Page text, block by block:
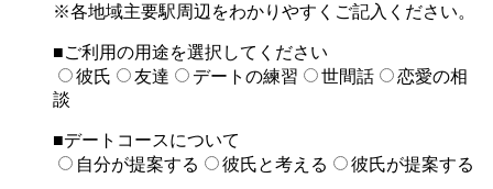
※各地域主要駅周辺をわかりやすくご記入ください。
■ご利用の用途を選択してください
彼氏
友達 デートの練習 世間話
恋愛の相
談
■デートコースについて
自分が提案する
彼氏と考える 彼氏が提案する